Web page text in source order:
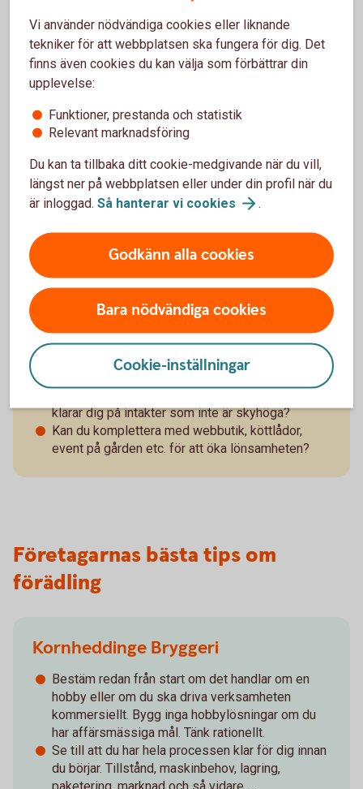
Erik Sjölund
Chef skog- och lantbruk
Gårdsförsäljning – Tips för att
komma igång
Tänk igenom din produkt och vilka tillstånd du
har tillstånd på plats när du vill starta.
Tänk noga igenom vilka dina kunder ska vara och
Hur ska du marknadsföra dig? Titta gärna på hur
andra som har lyckats har gjort.
klarar dig på intäkter som inte är skyhöga?
Kan du komplettera med webbutik, köttlådor,
event på gården etc. för att öka lönsamheten?
Företagarnas bästa tips om
förädling
Kornheddinge Bryggeri
Bestäm redan från start om det handlar om en
hobby eller om du ska driva verksamheten
kommersiellt. Bygg inga hobbylösningar om du
har affärsmässiga mål. Tänk rationellt.
Se till att du har hela processen klar för dig innan
du börjar. Tillstånd, maskinbehov, lagring,
Vi använder nödvändiga cookies eller liknande
tekniker för att webbplatsen ska fungera för dig. Det
finns även cookies du kan välja som förbättrar din
upplevelse:
Funktioner, prestanda och statistik
Relevant marknadsföring
Du kan ta tillbaka ditt cookie-medgivande när du vill,
längst ner på webbplatsen eller under din profil när du
är inloggad. Så hanterar vi cookies .
Godkänn alla cookies
Bara nödvändiga cookies
Cookie-inställningar